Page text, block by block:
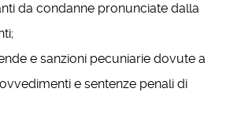
da condanne pronunciate dalla
e sanzioni pecuniarie dovute a
e sentenze penali di